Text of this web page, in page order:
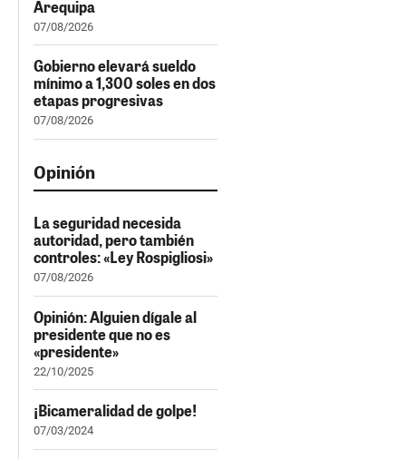
Arequipa
07/08/2026
Gobierno elevará sueldo
mínimo a 1,300 soles en dos
etapas progresivas
07/08/2026
Opinión
La seguridad necesida
autoridad, pero también
controles: «Ley Rospigliosi»
07/08/2026
Opinión: Alguien dígale al
presidente que no es
«presidente»
22/10/2025
¡Bicameralidad de golpe!
07/03/2024